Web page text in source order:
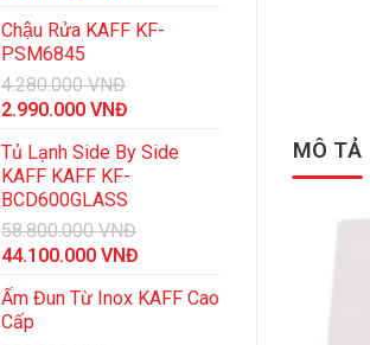
là:
7.880.000 VNĐ.
tại
Chậu Rửa KAFF KF-
PSM6845
4.280.000VNĐ
Giá
là:
4.280.000 VNĐ.
2.990.000 VNĐ
tại
là:
Tủ Lạnh Side By Side
KAFF KAFF KF-
BCD600GLASS
58.800.000VNĐ
Giá
là:
58.800.000 VNĐ.
44.100.000 VNĐ
tại
Ấm Đun Từ Inox KAFF Cao
Cấp
MÔ TẢ